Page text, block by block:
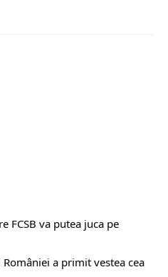
FCSB va putea juca pe
a primit vestea cea